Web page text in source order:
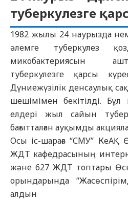
туберкулезге
1982 жылы 24 наурызда
әлемге туберкулез
микобактериясын
туберкулезге қарсы
Дүниежүзілік денсаулық
шешімімен бекітілді.
елдері жыл сайын
бағытталған ауқымды
Осы іс-шараға “СМУ”
ЖДТ кафедрасының
және 627 ЖДТ топтары
орындарында
алдын